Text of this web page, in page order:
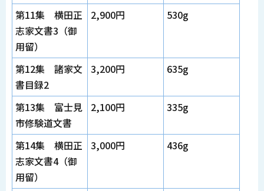
第11集 横田正
志家文書3（御
用留）
2,900円 530g
第12集 諸家文
書目録2
3,200円 635g
第13集 富士見
市修験道文書
2,100円 335g
第14集 横田正
志家文書4（御
用留）
3,000円 436g